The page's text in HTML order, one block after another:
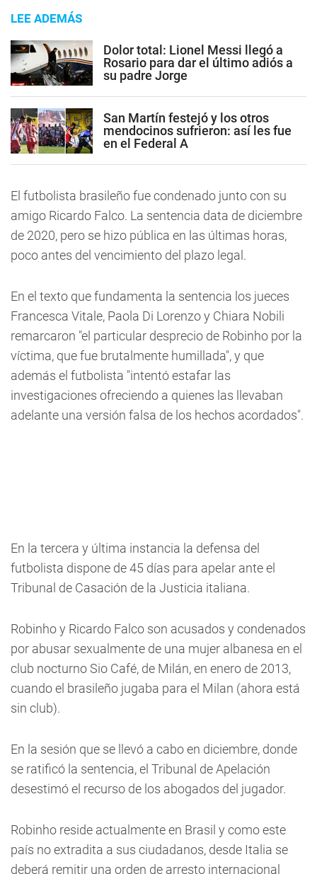
LEE ADEMÁS
Dolor total: Lionel Messi llegó a
Rosario para dar el último adiós a
su padre Jorge
San Martín festejó y los otros
mendocinos sufrieron: así les fue
en el Federal A
El futbolista brasileño fue condenado junto con su
amigo Ricardo Falco. La sentencia data de diciembre
de 2020, pero se hizo pública en las últimas horas,
poco antes del vencimiento del plazo legal.
En el texto que fundamenta la sentencia los jueces
Francesca Vitale, Paola Di Lorenzo y Chiara Nobili
remarcaron "el particular desprecio de Robinho por la
víctima, que fue brutalmente humillada", y que
además el futbolista "intentó estafar las
investigaciones ofreciendo a quienes las llevaban
adelante una versión falsa de los hechos acordados".
En la tercera y última instancia la defensa del
futbolista dispone de 45 días para apelar ante el
Tribunal de Casación de la Justicia italiana.
Robinho y Ricardo Falco son acusados y condenados
por abusar sexualmente de una mujer albanesa en el
club nocturno Sio Café, de Milán, en enero de 2013,
cuando el brasileño jugaba para el Milan (ahora está
sin club).
En la sesión que se llevó a cabo en diciembre, donde
se ratificó la sentencia, el Tribunal de Apelación
desestimó el recurso de los abogados del jugador.
Robinho reside actualmente en Brasil y como este
país no extradita a sus ciudadanos, desde Italia se
deberá remitir una orden de arresto internacional